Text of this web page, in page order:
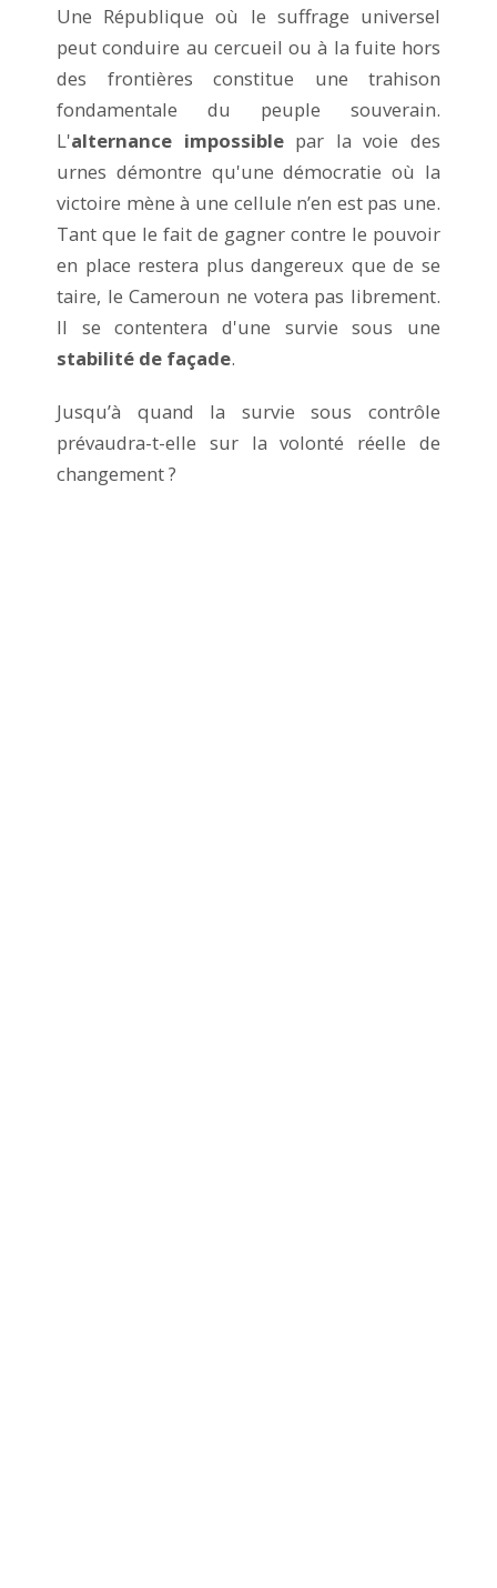
Une République où le suffrage universel
peut conduire au cercueil ou à la fuite hors
des frontières constitue une trahison
fondamentale du peuple souverain.
L'alternance impossiblepar la voie des
urnes démontre qu'une démocratie où la
victoire mène à une cellule n’en est pas une.
Tant que le fait de gagner contre le pouvoir
en place restera plus dangereux que de se
taire, le Cameroun ne votera pas librement.
Il se contentera d'une survie sous une
stabilité de façade.
Jusqu’à quand la survie sous contrôle
prévaudra-t-elle sur la volonté réelle de
changement ?